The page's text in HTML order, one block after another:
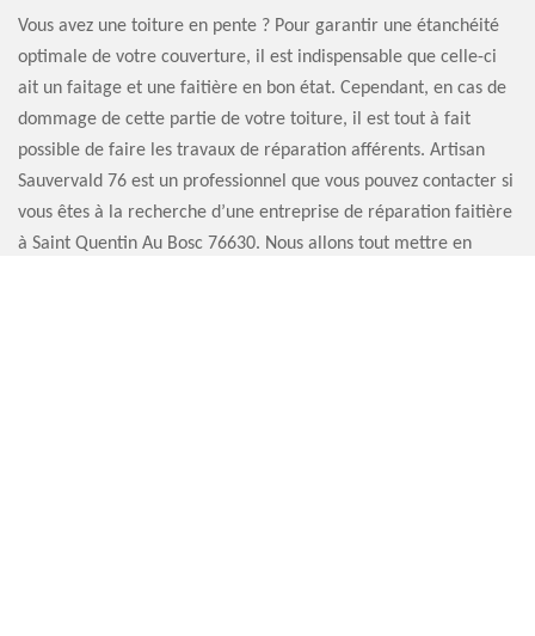
Vous avez une toiture en pente ? Pour garantir une étanchéité
optimale de votre couverture, il est indispensable que celle-ci
ait un faitage et une faitière en bon état. Cependant, en cas de
dommage de cette partie de votre toiture, il est tout à fait
possible de faire les travaux de réparation afférents. Artisan
Sauvervald 76 est un professionnel que vous pouvez contacter si
vous êtes à la recherche d’une entreprise de réparation faitière
à Saint Quentin Au Bosc 76630. Nous allons tout mettre en